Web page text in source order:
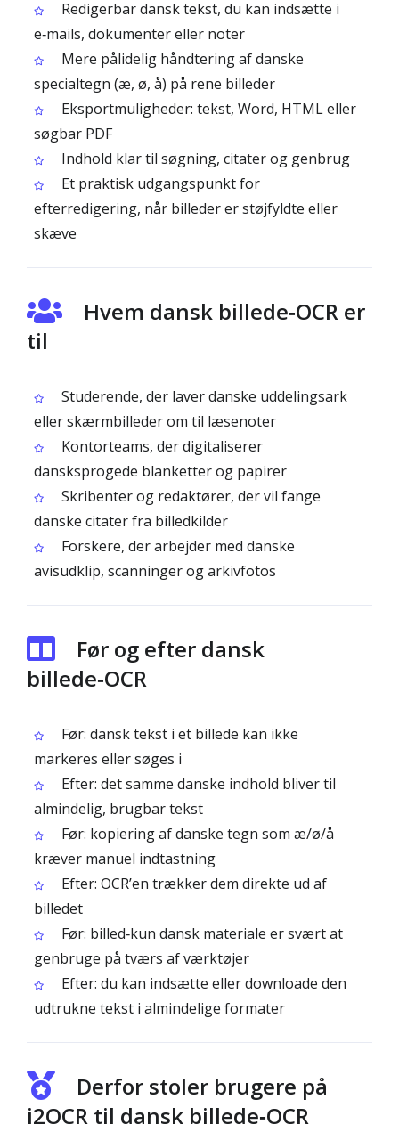
Redigerbar dansk tekst, du kan indsætte i
e‑mails, dokumenter eller noter
Mere pålidelig håndtering af danske
specialtegn (æ, ø, å) på rene billeder
Eksportmuligheder: tekst, Word, HTML eller
søgbar PDF
Indhold klar til søgning, citater og genbrug
Et praktisk udgangspunkt for
efterredigering, når billeder er støjfyldte eller
skæve
Hvem dansk billede‑OCR er
til
Studerende, der laver danske uddelingsark
eller skærmbilleder om til læsenoter
Kontorteams, der digitaliserer
dansksprogede blanketter og papirer
Skribenter og redaktører, der vil fange
danske citater fra billedkilder
Forskere, der arbejder med danske
avisudklip, scanninger og arkivfotos
Før og efter dansk
billede‑OCR
Før: dansk tekst i et billede kan ikke
markeres eller søges i
Efter: det samme danske indhold bliver til
almindelig, brugbar tekst
Før: kopiering af danske tegn som æ/ø/å
kræver manuel indtastning
Efter: OCR’en trækker dem direkte ud af
billedet
Før: billed‑kun dansk materiale er svært at
genbruge på tværs af værktøjer
Efter: du kan indsætte eller downloade den
udtrukne tekst i almindelige formater
Derfor stoler brugere på
i2OCR til dansk billede‑OCR